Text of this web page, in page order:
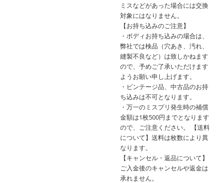
ミスなどがあった場合には交換
対象にはなりません。
【お持ち込みのご注意】
・ボディお持ち込みの場合は、
弊社では検品（穴あき、汚れ、
縫製不良など）は致しかねます
ので、予めご了承いただけます
ようお願い申し上げます。
・ビンテージ品、中古品のお持
ち込みは不可となります。
・万一のミスプリ発生時の補償
金額は1枚500円までとなります
ので、ご注意ください。 【送料
について】送料は枚数により異
なります。
【キャンセル・返品について】
ご入金後のキャンセルや返金は
承れません。